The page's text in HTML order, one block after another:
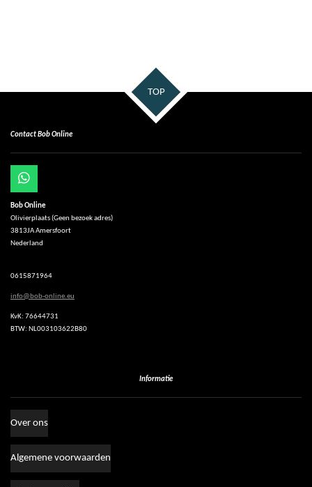
TOP
Contact Bob Online
W
h
a
t
s
A
p
Bob Online
Olivierplaats (Geen bezoek adres)
3813JA Amersfoort
Nederland
0615871964
info@bob-online.eu
KvK: 76644731
BTW: NL003103622B80
Informatie
Over ons
Algemene voorwaarden